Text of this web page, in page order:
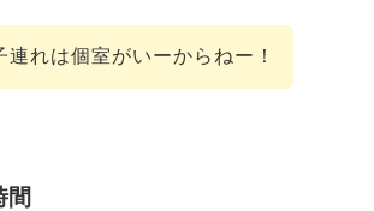
連れは個室がいーからねー！
間